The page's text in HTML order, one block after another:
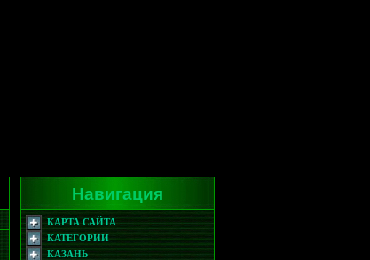
Навигация
КАРТА САЙТА
КАТЕГОРИИ
КАЗАНЬ